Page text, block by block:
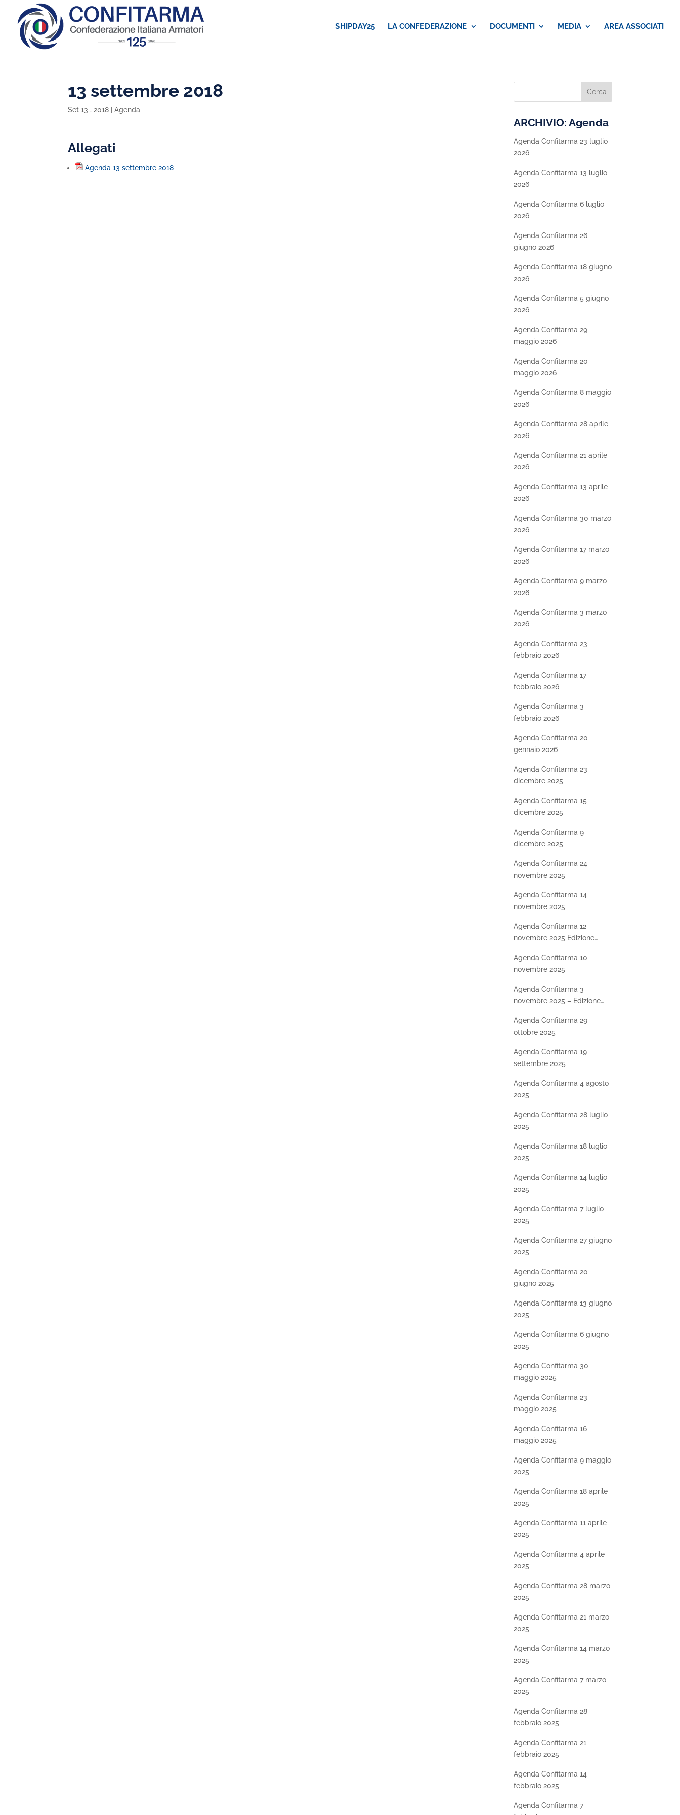
SHIPDAY25 LA CONFEDERAZIONE DOCUMENTI MEDIA AREA ASSOCIATI
13 settembre 2018
Set 13 , 2018 |Agenda
Allegati
Agenda 13 settembre 2018
ARCHIVIO: Agenda
Agenda Confitarma 23 luglio
2026
Agenda Confitarma 13 luglio
2026
Agenda Confitarma 6 luglio
2026
Agenda Confitarma 26
giugno 2026
Agenda Confitarma 18 giugno
2026
Agenda Confitarma 5 giugno
2026
Agenda Confitarma 29
maggio 2026
Agenda Confitarma 20
maggio 2026
Agenda Confitarma 8 maggio
2026
Agenda Confitarma 28 aprile
2026
Agenda Confitarma 21 aprile
2026
Agenda Confitarma 13 aprile
2026
Agenda Confitarma 30 marzo
2026
Agenda Confitarma 17 marzo
2026
Agenda Confitarma 9 marzo
2026
Agenda Confitarma 3 marzo
2026
Agenda Confitarma 23
febbraio 2026
Agenda Confitarma 17
febbraio 2026
Agenda Confitarma 3
febbraio 2026
Agenda Confitarma 20
gennaio 2026
Agenda Confitarma 23
dicembre 2025
Agenda Confitarma 15
dicembre 2025
Agenda Confitarma 9
dicembre 2025
Agenda Confitarma 24
novembre 2025
Agenda Confitarma 14
novembre 2025
Agenda Confitarma 12
novembre 2025 Edizione
Seconda parte
Agenda Confitarma 10
novembre 2025
Agenda Confitarma 3
novembre 2025 – Edizione
Agenda Confitarma 29
ottobre 2025
Agenda Confitarma 19
settembre 2025
Agenda Confitarma 4 agosto
2025
Agenda Confitarma 28 luglio
2025
Agenda Confitarma 18 luglio
2025
Agenda Confitarma 14 luglio
2025
Agenda Confitarma 7 luglio
2025
Agenda Confitarma 27 giugno
2025
Agenda Confitarma 20
giugno 2025
Agenda Confitarma 13 giugno
2025
Agenda Confitarma 6 giugno
2025
Agenda Confitarma 30
maggio 2025
Agenda Confitarma 23
maggio 2025
Agenda Confitarma 16
maggio 2025
Agenda Confitarma 9 maggio
2025
Agenda Confitarma 18 aprile
2025
Agenda Confitarma 11 aprile
2025
Agenda Confitarma 4 aprile
2025
Agenda Confitarma 28 marzo
2025
Agenda Confitarma 21 marzo
2025
Agenda Confitarma 14 marzo
2025
Agenda Confitarma 7 marzo
2025
Agenda Confitarma 28
febbraio 2025
Agenda Confitarma 21
febbraio 2025
Agenda Confitarma 14
febbraio 2025
Agenda Confitarma 7